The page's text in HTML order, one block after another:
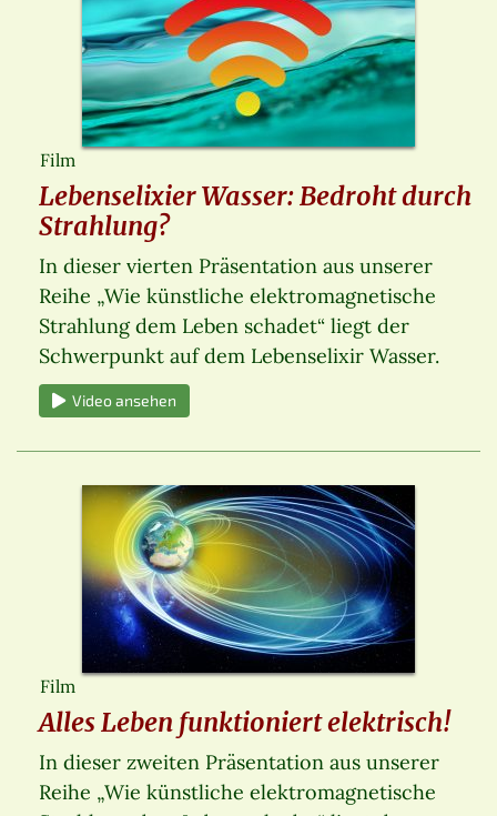
Film
Lebenselixier Wasser: Bedroht durch
Strahlung?
In dieser vierten Präsentation aus unserer
Reihe „Wie künstliche elektromagnetische
Strahlung dem Leben schadet“ liegt der
Schwerpunkt auf dem Lebenselixir Wasser.
Video ansehen
Film
Alles Leben funktioniert elektrisch!
In dieser zweiten Präsentation aus unserer
Reihe „Wie künstliche elektromagnetische